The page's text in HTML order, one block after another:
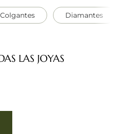
Colgantes Diamantes
LAS JOYAS